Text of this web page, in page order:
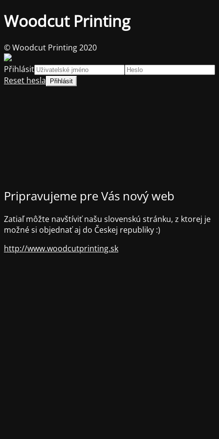
Woodcut Printing
Pripravujeme pre Vás nový web
Zatiaľ môžte navštíviť našu slovenskú stránku, z ktorej je
možné si objednať aj do Českej republiky :)
http://www.woodcutprinting.sk
© Woodcut Printing 2020
Přihlásit
Reset hesla